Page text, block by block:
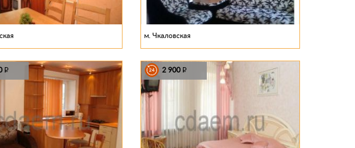
м. Чкаловская
P 2 900 P